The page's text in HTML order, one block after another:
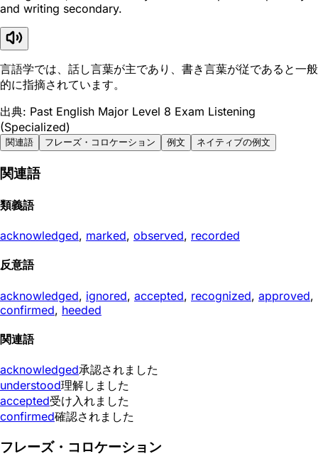
and writing secondary.
言語学では、話し言葉が主であり、書き言葉が従であると一般
的に指摘されています。
出典: Past English Major Level 8 Exam Listening
(Specialized)
関連語 フレーズ・コロケーション 例文 ネイティブの例文
関連語
類義語
acknowledged, marked, observed, recorded
反意語
acknowledged, ignored, accepted, recognized, approved,
confirmed, heeded
関連語
acknowledged承認されました
understood理解しました
accepted受け入れました
confirmed確認されました
フレーズ・コロケーション